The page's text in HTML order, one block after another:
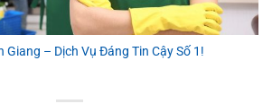
Giang – Dịch Vụ Đáng Tin Cậy Số 1!